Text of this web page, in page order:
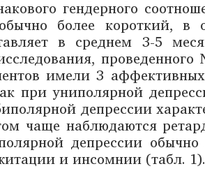
гендерного
более короткий, в
в среднем 3-5
имели 3
при униполярной
депрессии
чаще наблюдаются
депрессии
и инсомнии (табл. 1).